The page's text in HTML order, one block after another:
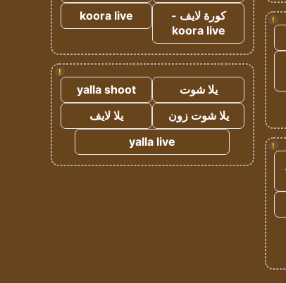
!
!
كورة لايف -
koora live
koora live
!
يلا شوت
yalla shoot
يلا شوت زون
يلا لايف
yalla live